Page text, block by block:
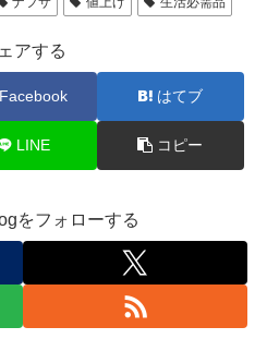
アする
Facebook はてブ
LINE コピー
をフォローする